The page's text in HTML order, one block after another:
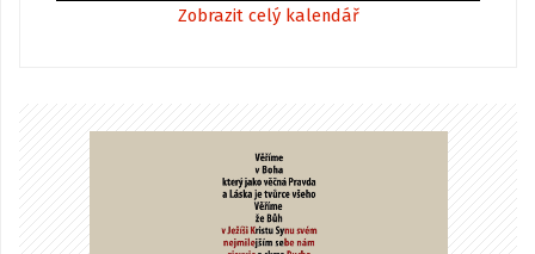
Zobrazit celý kalendář